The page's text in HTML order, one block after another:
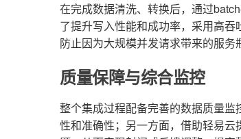
在完成数据清洗、转换后，通过
了提升写入性能和成功率，采用高
防止因为大规模并发请求带来的服务
质量保障与综合监控
整个集成过程配备完善的数据质量
性和准确性；另一方面，借助轻易